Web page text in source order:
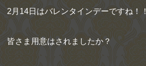
2月14日はバレンタインデーですね！！
皆さま用意はされましたか？